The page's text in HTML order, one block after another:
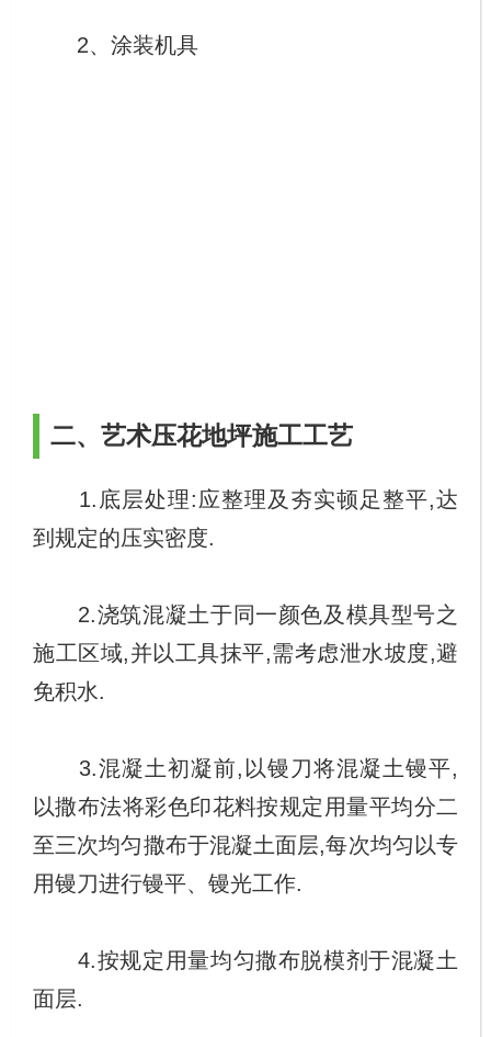
2、涂装机具
二、艺术压花地坪施工工艺
1.底层处理:应整理及夯实顿足整平,达
到规定的压实密度.
2.浇筑混凝土于同一颜色及模具型号之
施工区域,并以工具抹平,需考虑泄水坡度,避
免积水.
3.混凝土初凝前,以镘刀将混凝土镘平,
以撒布法将彩色印花料按规定用量平均分二
至三次均匀撒布于混凝土面层,每次均匀以专
用镘刀进行镘平、镘光工作.
4.按规定用量均匀撒布脱模剂于混凝土
面层.